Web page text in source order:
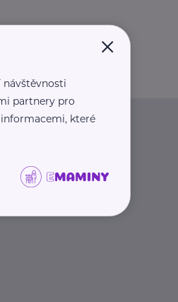
×
návštěvnosti
partnery pro
které